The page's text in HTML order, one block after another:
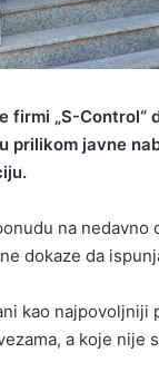
firmi „S-
prilikom javne
na
dokaze da
kao
a koje nije